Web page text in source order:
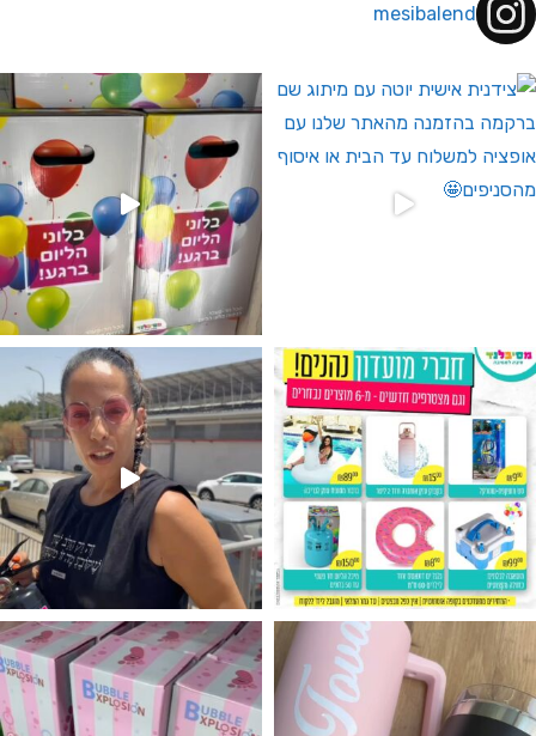
mesibalend
לחברי מועדון ומצטרפים חדשים🤍
מין העובר רק במסיבלנד !! קיים
מטף לגילוי מין העובר חזר למלא